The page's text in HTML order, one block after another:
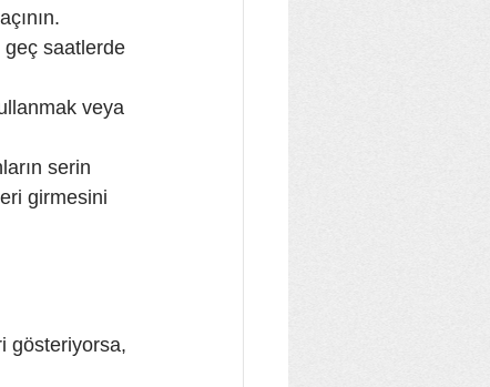
geç saatlerde
veya
serin
girmesini
gösteriyorsa,